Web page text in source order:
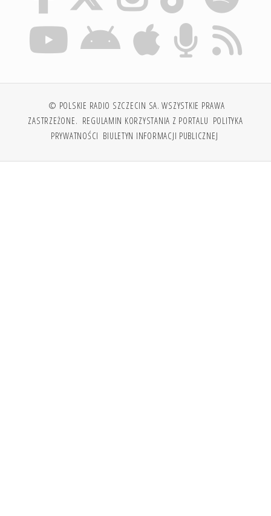
© POLSKIE RADIO SZCZECIN SA. WSZYSTKIE PRAWA
ZASTRZEŻONE. REGULAMIN KORZYSTANIA Z PORTALU POLITYKA
PRYWATNOŚCI BIULETYN INFORMACJI PUBLICZNEJ